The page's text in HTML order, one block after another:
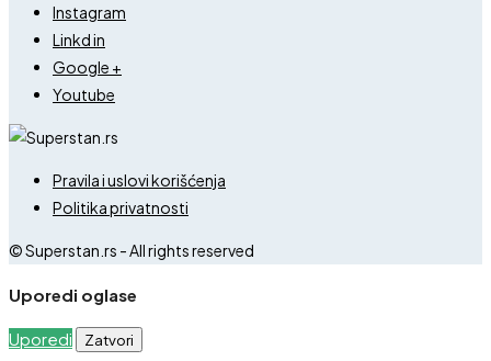
Instagram
Linkd in
Google +
Youtube
Pravila i uslovi korišćenja
Politika privatnosti
© Superstan.rs - All rights reserved
Uporedi oglase
Uporedi Zatvori